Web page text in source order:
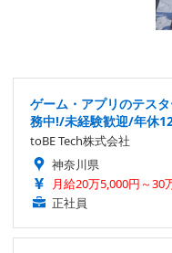
ゲーム・アプリのテス
務中!/未経験歓迎/年休
toBE Tech株式会社
神奈川県
月給20万5,000円～30
正社員